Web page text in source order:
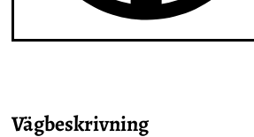
Vägbeskrivning